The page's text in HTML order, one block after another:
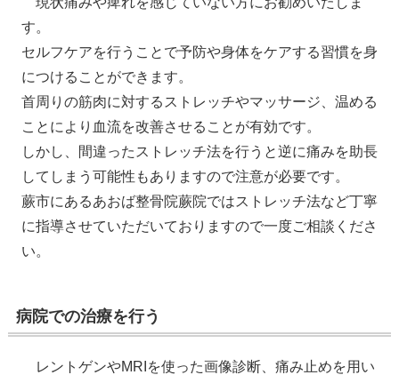
す。
セルフケアを行うことで予防や身体をケアする習慣を身
につけることができます。
首周りの筋肉に対するストレッチやマッサージ、温める
ことにより血流を改善させることが有効です。
しかし、間違ったストレッチ法を行うと逆に痛みを助長
してしまう可能性もありますので注意が必要です。
蕨市にあるあおば整骨院蕨院ではストレッチ法など丁寧
に指導させていただいておりますので一度ご相談くださ
い。
病院での治療を行う
レントゲンやMRIを使った画像診断、痛み止めを用い